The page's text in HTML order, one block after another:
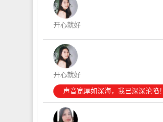
开心就好
开心就好
声音宽厚如深海，我已深深沦陷！